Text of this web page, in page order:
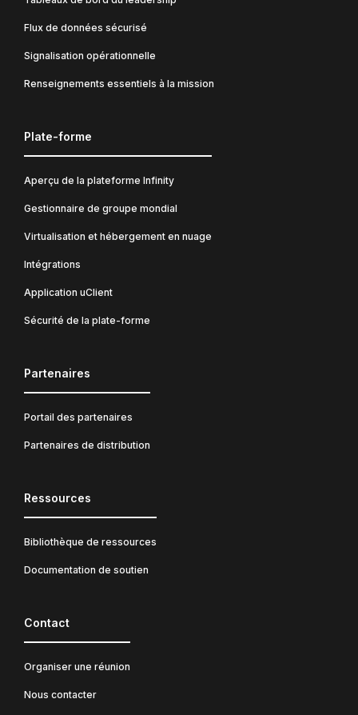
Flux de données sécurisé
Signalisation opérationnelle
Renseignements essentiels à la mission
Plate-forme
Aperçu de la plateforme Infinity
Gestionnaire de groupe mondial
Virtualisation et hébergement en nuage
Intégrations
Application uClient
Sécurité de la plate-forme
Partenaires
Portail des partenaires
Partenaires de distribution
Ressources
Bibliothèque de ressources
Documentation de soutien
Contact
Organiser une réunion
Nous contacter